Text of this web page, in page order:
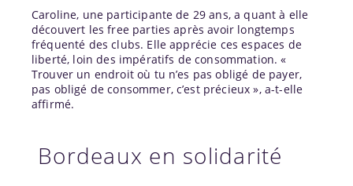
Caroline, une participante de 29 ans, a quant à elle
découvert les free parties après avoir longtemps
fréquenté des clubs. Elle apprécie ces espaces de
liberté, loin des impératifs de consommation. «
Trouver un endroit où tu n’es pas obligé de payer,
pas obligé de consommer, c’est précieux », a-t-elle
affirmé.
Bordeaux en solidarité